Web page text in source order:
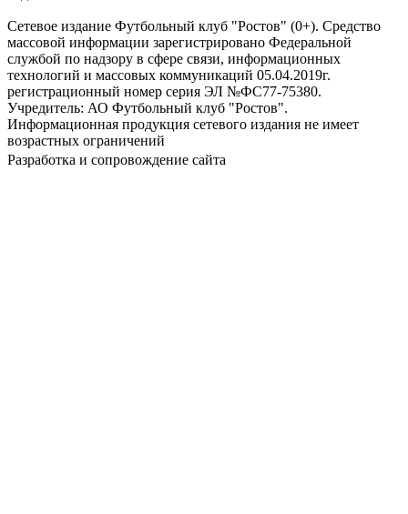
Сетевое издание Футбольный клуб "Ростов" (0+). Средство
массовой информации зарегистрировано Федеральной
службой по надзору в сфере связи, информационных
технологий и массовых коммуникаций 05.04.2019г.
регистрационный номер серия ЭЛ №ФС77-75380.
Учредитель: АО Футбольный клуб "Ростов".
Информационная продукция сетевого издания не имеет
возрастных ограничений
Разработка и сопровождение сайта